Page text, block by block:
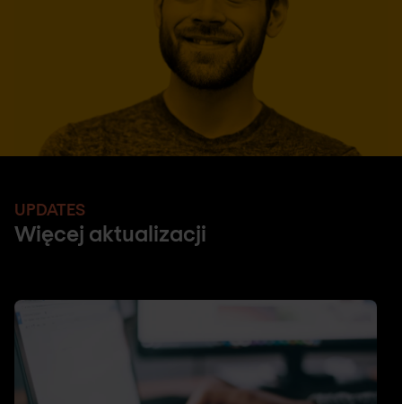
UPDATES
Więcej aktualizacji